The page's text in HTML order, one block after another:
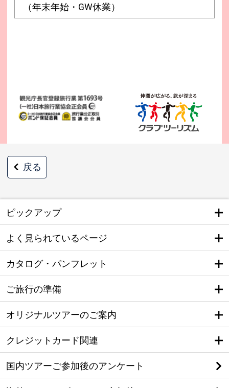
（年末年始・GW休業）
戻る
ピックアップ
よく見られているページ
カタログ・パンフレット
ご旅行の準備
オリジナルツアーのご案内
クレジットカード関連
国内ツアーご参加後のアンケート